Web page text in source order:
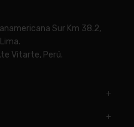
Sur Km 38.2,
Vitarte, Perú.